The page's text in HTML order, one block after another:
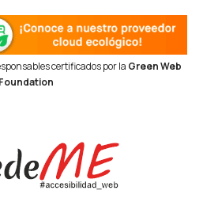
certificados por la Green Web
Foundation